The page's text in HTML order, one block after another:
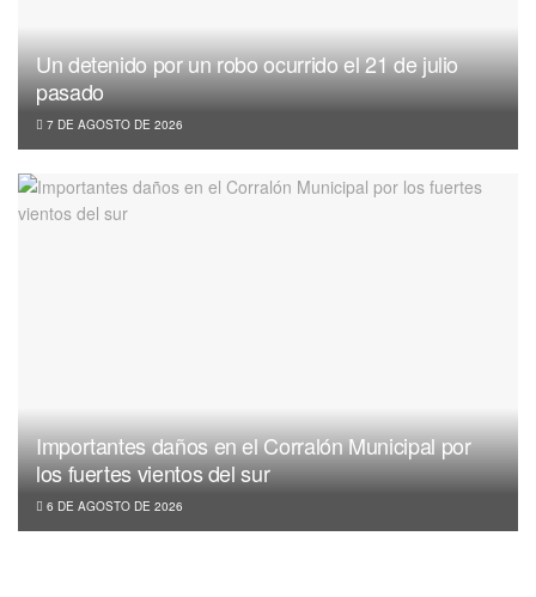
Un detenido por un robo ocurrido el 21 de julio
pasado
7 DE AGOSTO DE 2026
Importantes daños en el Corralón Municipal por
los fuertes vientos del sur
6 DE AGOSTO DE 2026